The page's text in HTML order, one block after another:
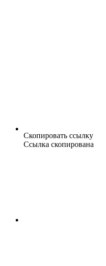
Скопировать ссылку
Ссылка скопирована